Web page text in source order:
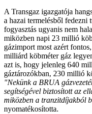
A Transgaz igazgatója
a hazai termelésből fedezni
fogyasztás ugyanis nem
miközben napi 23 millió
gázimport most azért
milliárd köbméter gáz
azt is, hogy jelenleg 640
gáztározókban, 230 millió
"Nekünk a BRUA
segítségével biztosított az
miközben a tranzitdíjakból
nyomatékosította.